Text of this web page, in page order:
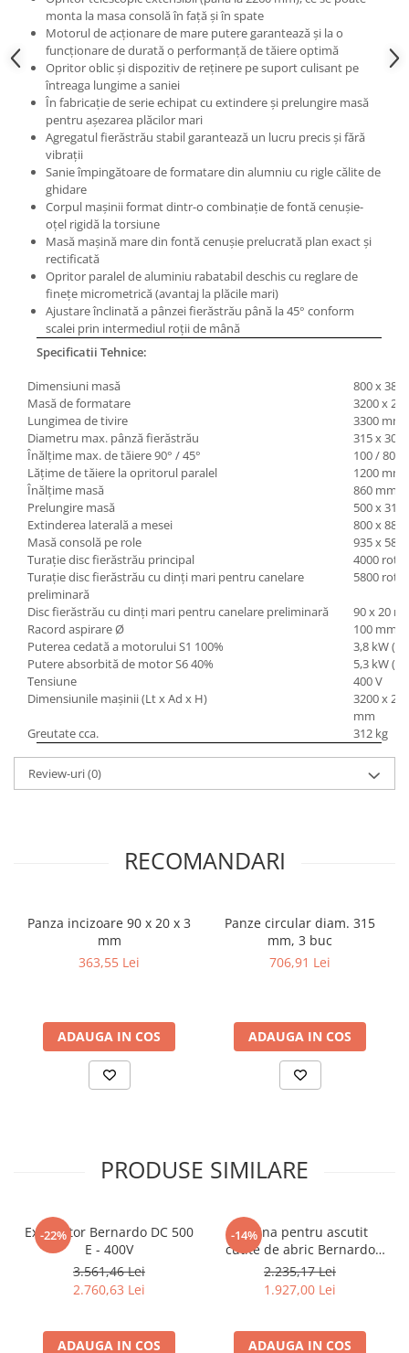
Masini pneumatice de filetat
Masini electrice de filetat
Exhaustor pentru aschii metal
Masini de gaurit cu talpa
magnetica
Instalatii de spalare a pieselor
Accesorii prelucrare metal
Universale de strung si accesorii
pentru strunguri
Falci pentru 3 bacuri PS3/ PO3
Falci pentru 4 bacuri PS4/ PO4
Flanșă
Fălcile pentru 3-bacuri DK11
Fălcile pentru 4-bacuri DK12
Mandrine independente
Mandrină cu 3 fălci din fontă
Mandrină cu 3 fălci din otel
Mandrină cu 4 fălci din fontă
Mandrină cu 4 fălci din otel
Seturi de unelte pentru strungarie
Standuri pentru strunguri
Instrumente de prindere
Dispozitive de prindere pentru
unelte
Elemente de prindere mecanică
Fălci pentru PHV / VHV
Menghine
Mese rotative / mese inclinabile /
Etape XY
Papusa mobila / con de centrare
Instrumente de masurare
Afisaj digital
Bloc ecartament, masurare și
Indicator cadran / Baze magnetice
Micrometru
Micrometru de adancime
Micrometru de interior
Placi de granit de suprafață
Instrumente de frezat
Tarozi si filiere
Accesorii utilaje
Accesorii masini de gaurit si frezat
Accesorii pentru ferastraie
Accesorii pentru masini de ascutit
monta la masa consolă în faţă şi în spate
Motorul de acţionare de mare putere garantează şi la o
funcţionare de durată o performanţă de tăiere optimă
Opritor oblic şi dispozitiv de reţinere pe suport culisant pe
întreaga lungime a saniei
În fabricaţie de serie echipat cu extindere şi prelungire masă
pentru aşezarea plăcilor mari
Agregatul fierăstrău stabil garantează un lucru precis şi fără
vibraţii
Sanie împingătoare de formatare din alumniu cu rigle călite de
ghidare
Corpul maşinii format dintr-o combinaţie de fontă cenuşie-
oţel rigidă la torsiune
Masă maşină mare din fontă cenuşie prelucrată plan exact şi
rectificată
Opritor paralel de aluminiu rabatabil deschis cu reglare de
fineţe micrometrică (avantaj la plăcile mari)
Ajustare înclinată a pânzei fierăstrău până la 45° conform
scalei prin intermediul roţii de mână
Specificatii Tehnice:
Dimensiuni masă
800 x 385
Masă de formatare
3200 x
Lungimea de tivire
3300 mm
Diametru max. pânză fierăstrău
315 x 30
Înălţime max. de tăiere 90° / 45°
100 / 80
Lăţime de tăiere la opritorul paralel
1200 mm
Înălţime masă
860 mm
Prelungire masă
500 x 310
Extinderea laterală a mesei
800 x 880
Masă consolă pe role
935 x 580
Turaţie disc fierăstrău principal
4000 rot/
Turaţie disc fierăstrău cu dinţi mari pentru canelare
preliminară
5800 rot/
Disc fierăstrău cu dinţi mari pentru canelare preliminară
90 x 20
Racord aspirare Ø
100 mm
Puterea cedată a motorului S1 100%
3,8 kW
Putere absorbită de motorS6 40%
5,3 kW
Tensiune
400 V
Dimensiunile maşinii (Lt x Ad x H)
3200 x
mm
Greutate cca.
312 kg
Review-uri(0)
RECOMANDARI
Panza incizoare 90 x 20 x 3
mm
363,55 Lei
ADAUGA IN COS
Panze circular diam. 315
mm, 3 buc
706,91 Lei
ADAUGA IN COS
PRODUSE SIMILARE
-22%
Exhaustor Bernardo DC 500
E - 400V
3.561,46 Lei
2.760,63 Lei
ADAUGA IN COS
-14%
Masina pentru ascutit
cutite de abric Bernardo
HMS 600
2.235,17 Lei
1.927,00 Lei
ADAUGA IN COS